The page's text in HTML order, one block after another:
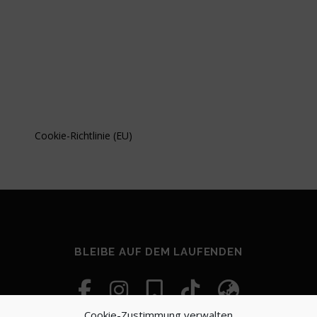
Cookie-Richtlinie (EU)
BLEIBE AUF DEM LAUFENDEN